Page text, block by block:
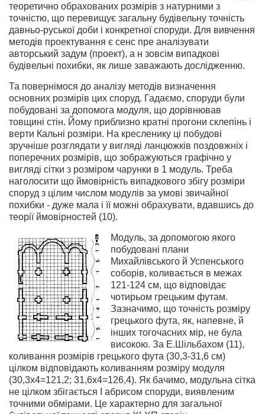
теоретично обрахованих розмірів з натурними з
точністю, що перевищує загальну будівельну точність
давньо-руської доби і конкретної споруди. Для вивчення
методів проектування є сенс пре аналізувати
авторський задум (проект), а н зовсім випадкові
будівельні похибки, як лише заважають дослідженню.
Та повернімося до аналізу методів визначення
основних розмірів цих споруд. Гадаємо, споруди були
побудовані за допомога модуля, що дорівнював
товщині стін. Йому приблизно кратні прогони склепінь і
верти Кальні розміри. На кресленику ці побудові
зручніше розглядати у вигляді ланцюжків поздовжніх і
поперечних розмірів, що зображуються графічно у
вигляді сітки з розміром чарунки в 1 модуль. Треба
наголосити що ймовірність випадкового збігу розміри
споруд з цілим числом модулів за умові звичайної
похибки - дуже мала і її можні обрахувати, вдавшись до
теорії ймовірностей (10).
Модуль, за допомогою якого
побудовані плани
Михайлівського й Успенського
соборів, коливається в межах
121-124 см, що відповідає
чотирьом грецьким футам.
Зазначимо, що точність розміру
грецького фута, як, напевне, й
інших тогочасних мір, не була
високою. За Е.Шільбахом (11),
коливання розмірів грецького фута (30,3-31,6 см)
цілком відповідають коливанням розміру модуля
(30,3x4=121,2; 31,6x4=126,4). Як бачимо, модульна сітка
не цілком збігається І абрисом споруди, виявленим
точними обмірами. Це характерно для загальної